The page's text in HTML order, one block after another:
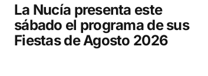
La Nucía presenta este
sábado el programa de sus
Fiestas de Agosto 2026